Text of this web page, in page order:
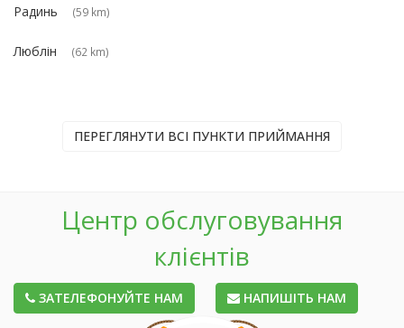
Радинь (59 km)
Люблін (62 km)
ПЕРЕГЛЯНУТИ ВСІ ПУНКТИ ПРИЙМАННЯ
Центр обслуговування
клієнтів
ЗАТЕЛЕФОНУЙТЕ НАМ НАПИШІТЬ НАМ